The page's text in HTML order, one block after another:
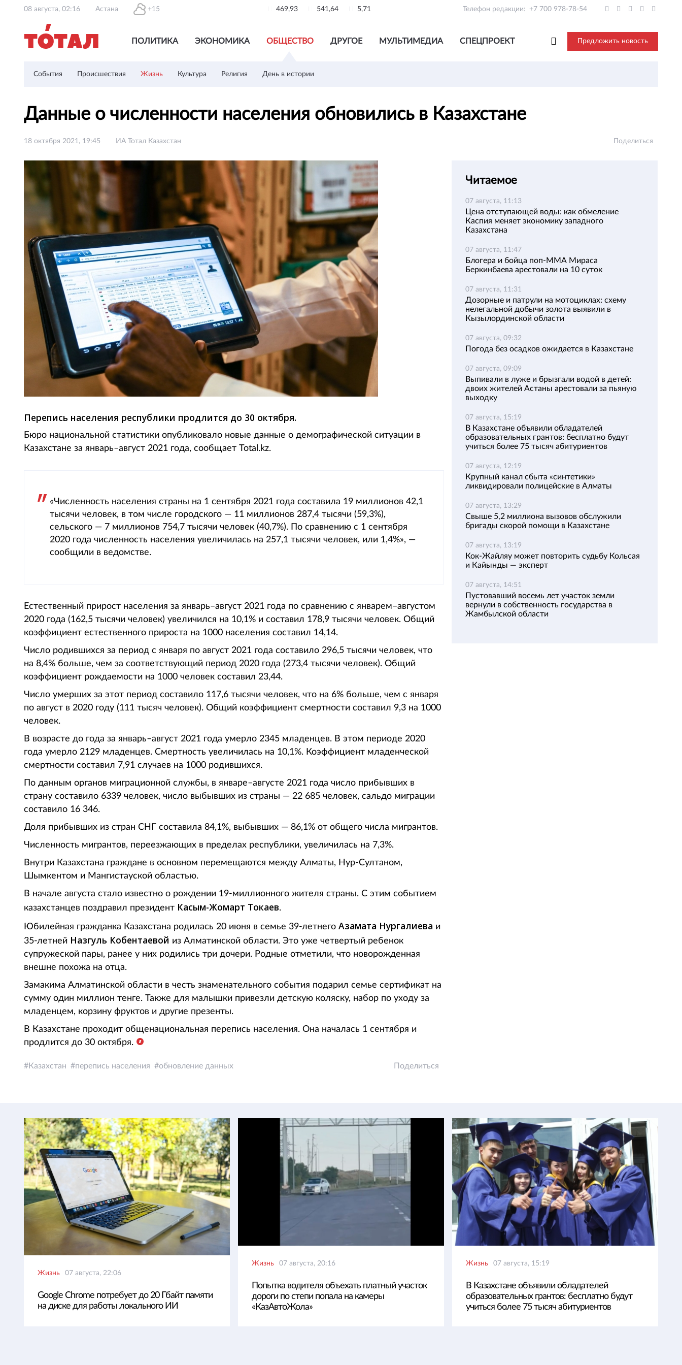
08 августа, 02:16 Астана +15 469,93 541,64 5,71 Телефон редакции: +7 700 978-78-54
ПОЛИТИКА ЭКОНОМИКА ОБЩЕСТВО ДРУГОЕ МУЛЬТИМЕДИА СПЕЦПРОЕКТ Предложить новость
События Происшествия Жизнь Культура Религия День в истории
Данные о численности населения обновились в Казахстане
18 октября 2021, 19:45 ИА Тотал Казахстан Поделиться
Перепись населения республики продлится до 30 октября.
Бюро национальной статистики опубликовало новые данные о демографической ситуации в
Казахстане за январь–август 2021 года, сообщает Total.kz.
«Численность населения страны на 1 сентября 2021 года составила 19 миллионов 42,1
тысячи человек, в том числе городского — 11 миллионов 287,4 тысячи (59,3%),
сельского — 7 миллионов 754,7 тысячи человек (40,7%). По сравнению с 1 сентября
2020 года численность населения увеличилась на 257,1 тысячи человек, или 1,4%», —
сообщили в ведомстве.
Естественный прирост населения за январь–август 2021 года по сравнению с январем–августом
2020 года (162,5 тысячи человек) увеличился на 10,1% и составил 178,9 тысячи человек. Общий
коэффициент естественного прироста на 1000 населения составил 14,14.
Число родившихся за период с января по август 2021 года составило 296,5 тысячи человек, что
на 8,4% больше, чем за соответствующий период 2020 года (273,4 тысячи человек). Общий
коэффициент рождаемости на 1000 человек составил 23,44.
Число умерших за этот период составило 117,6 тысячи человек, что на 6% больше, чем с января
по август в 2020 году (111 тысяч человек). Общий коэффициент смертности составил 9,3 на 1000
человек.
В возрасте до года за январь–август 2021 года умерло 2345 младенцев. В этом периоде 2020
года умерло 2129 младенцев. Смертность увеличилась на 10,1%. Коэффициент младенческой
смертности составил 7,91 случаев на 1000 родившихся.
По данным органов миграционной службы, в январе–августе 2021 года число прибывших в
страну составило 6339 человек, число выбывших из страны — 22 685 человек, сальдо миграции
составило 16 346.
Доля прибывших из стран СНГ составила 84,1%, выбывших — 86,1% от общего числа мигрантов.
Численность мигрантов, переезжающих в пределах республики, увеличилась на 7,3%.
Внутри Казахстана граждане в основном перемещаются между Алматы, Нур-Султаном,
Шымкентом и Мангистауской областью.
В начале августа стало известно о рождении 19-миллионного жителя страны. С этим событием
казахстанцев поздравил президент Касым-Жомарт Токаев.
Юбилейная гражданка Казахстана родилась 20 июня в семье 39-летнего Азамата Нургалиева и
35-летней Назгуль Кобентаевой из Алматинской области. Это уже четвертый ребенок
супружеской пары, ранее у них родились три дочери. Родные отметили, что новорожденная
внешне похожа на отца.
Замакима Алматинской области в честь знаменательного события подарил семье сертификат на
сумму один миллион тенге. Также для малышки привезли детскую коляску, набор по уходу за
младенцем, корзину фруктов и другие презенты.
В Казахстане проходит общенациональная перепись населения. Она началась 1 сентября и
продлится до 30 октября.
Казахстан перепись населения обновление данных Поделиться
Читаемое
07 августа, 11:13
Цена отступающей воды: как обмеление
Каспия меняет экономику западного
Казахстана
07 августа, 11:47
Блогера и бойца поп-ММА Мираса
Беркинбаева арестовали на 10 суток
07 августа, 11:31
Дозорные и патрули на мотоциклах: схему
нелегальной добычи золота выявили в
Кызылординской области
07 августа, 09:32
Погода без осадков ожидается в Казахстане
07 августа, 09:09
Выпивали в луже и брызгали водой в детей:
двоих жителей Астаны арестовали за пьяную
выходку
07 августа, 15:19
В Казахстане объявили обладателей
образовательных грантов: бесплатно будут
учиться более 75 тысяч абитуриентов
07 августа, 12:19
Крупный канал сбыта «синтетики»
ликвидировали полицейские в Алматы
07 августа, 13:29
Свыше 5,2 миллиона вызовов обслужили
бригады скорой помощи в Казахстане
07 августа, 13:19
Кок-Жайляу может повторить судьбу Кольсая
и Кайынды — эксперт
07 августа, 14:51
Пустовавший восемь лет участок земли
вернули в собственность государства в
Жамбылской области
Жизнь 07 августа, 22:06
Google Chrome потребует до 20 Гбайт памяти
на диске для работы локального ИИ
Жизнь 07 августа, 20:16
Попытка водителя объехать платный участок
дороги по степи попала на камеры
«КазАвтоЖола»
Жизнь 07 августа, 15:19
В Казахстане объявили обладателей
образовательных грантов: бесплатно будут
учиться более 75 тысяч абитуриентов